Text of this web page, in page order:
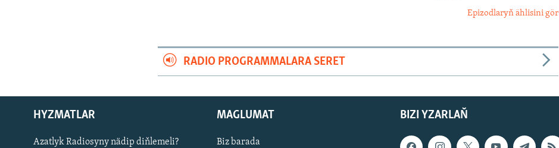
Русский
Epizodlaryň ählisini gör
RADIO PROGRAMMALARA SERET
BIZI YZARLAŇ
HYZMATLAR
Azatlyk Radiosyny nädip diňlemeli?
MAGLUMAT
Biz barada